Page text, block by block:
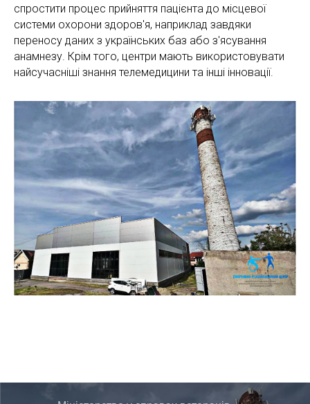
спростити процес прийняття пацієнта до місцевої
системи охорони здоров'я, наприклад завдяки
переносу даних з українських баз або з'ясування
анамнезу. Крім того, центри мають використовувати
найсучасніші знання телемедицини та інші інновації.